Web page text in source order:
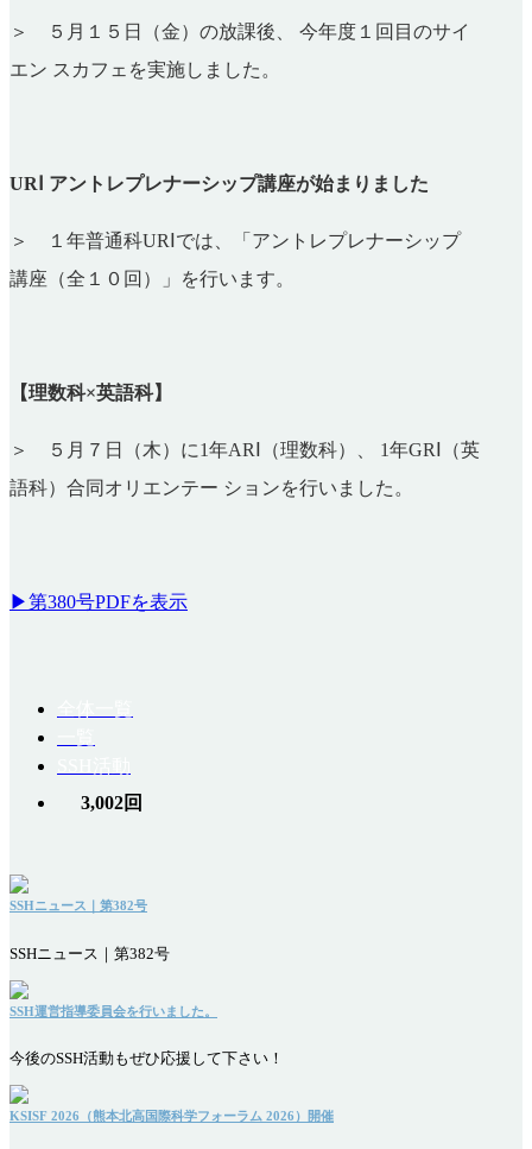
＞ ５月１５日（金）の放課後、 今年度１回目のサイ
エン スカフェを実施しました。
URⅠ アントレプレナーシップ講座が始まりました
＞ １年普通科URⅠでは、「アントレプレナーシップ
講座（全１０回）」を行います。
【理数科×英語科】
＞ ５月７日（木）に1年ARⅠ（理数科）、 1年GRⅠ（英
語科）合同オリエンテー ションを行いました。
▶第380号PDFを表示
3,002回
SSHニュース｜第382号
SSHニュース｜第382号
SSH運営指導委員会を行いました。
今後のSSH活動もぜひ応援して下さい！
KSISF 2026（熊本北高国際科学フォーラム 2026）開催